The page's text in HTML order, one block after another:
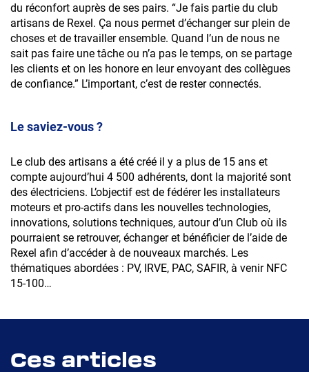
du réconfort auprès de ses pairs. “Je fais partie du club
artisans de Rexel. Ça nous permet d’échanger sur plein de
choses et de travailler ensemble. Quand l’un de nous ne
sait pas faire une tâche ou n’a pas le temps, on se partage
les clients et on les honore en leur envoyant des collègues
de confiance.” L’important, c’est de rester connectés.
Le saviez-vous ?
Le club des artisans a été créé il y a plus de 15 ans et
compte aujourd’hui 4 500 adhérents, dont la majorité sont
des électriciens. L’objectif est de fédérer les installateurs
moteurs et pro-actifs dans les nouvelles technologies,
innovations, solutions techniques, autour d’un Club où ils
pourraient se retrouver, échanger et bénéficier de l’aide de
Rexel afin d’accéder à de nouveaux marchés. Les
thématiques abordées : PV, IRVE, PAC, SAFIR, à venir NFC
15-100…
Ces articles